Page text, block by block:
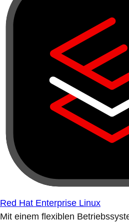
Red Hat Enterprise Linux
Mit einem flexiblen